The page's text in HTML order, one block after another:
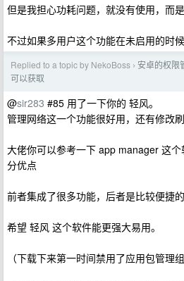
但是我担心功耗问题，就没有使用，而
不过如果多用户这个功能在未启用的时
Replied to a topic by NekoBoss › 安卓的权限
可以获取
@sir283 #85 用了一下你的 轻风。
管理网络这一个功能很好用，还有修改刷
大佬你可以参考一下 app manager 这
分优点
前者集成了很多功能，后者是比较便捷的
希望 轻风 这个软件能更强大易用。
（下载下来第一时间禁用了应用包管理